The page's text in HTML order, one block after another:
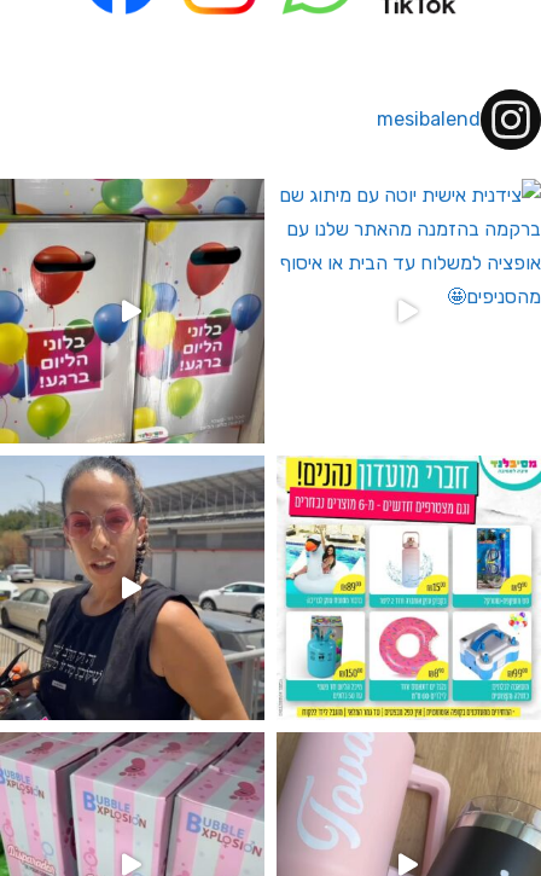
mesibalend
לחברי מועדון ומצטרפים חדשים🤍
מין העובר רק במסיבלנד !! קיים
מטף לגילוי מין העובר חזר למלא